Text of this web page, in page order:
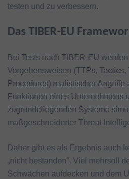
testen und zu verbessern.
Das TIBER-EU
Bei Tests nach TIBER-EU
Vorgehensweisen (TTPs, Tactics,
Procedures) realistischer Angriffe
Funktionen eines Unternehmens
zugrundeliegenden Systeme
maßgeschneiderter Threat
Daher gibt es als Ergebnis auch
„nicht bestanden“. Viel mehrsoll
Schwächen aufdecken und dem